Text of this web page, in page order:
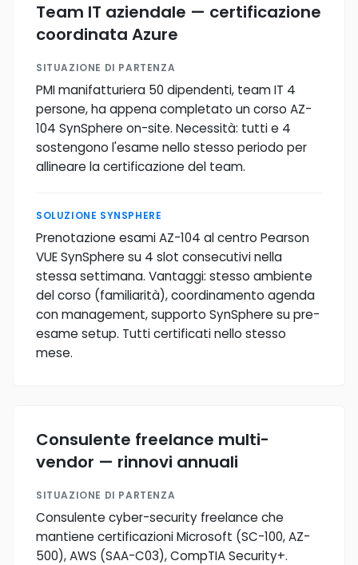
Team IT aziendale — certificazione
coordinata Azure
SITUAZIONE DI PARTENZA
PMI manifatturiera 50 dipendenti, team IT 4
persone, ha appena completato un corso AZ-
104 SynSphere on-site. Necessità: tutti e 4
sostengono l'esame nello stesso periodo per
allineare la certificazione del team.
SOLUZIONE SYNSPHERE
Prenotazione esami AZ-104 al centro Pearson
VUE SynSphere su 4 slot consecutivi nella
stessa settimana. Vantaggi: stesso ambiente
del corso (familiarità), coordinamento agenda
con management, supporto SynSphere su pre-
esame setup. Tutti certificati nello stesso
mese.
Consulente freelance multi-
vendor — rinnovi annuali
SITUAZIONE DI PARTENZA
Consulente cyber-security freelance che
mantiene certificazioni Microsoft (SC-100, AZ-
500), AWS (SAA-C03), CompTIA Security+.